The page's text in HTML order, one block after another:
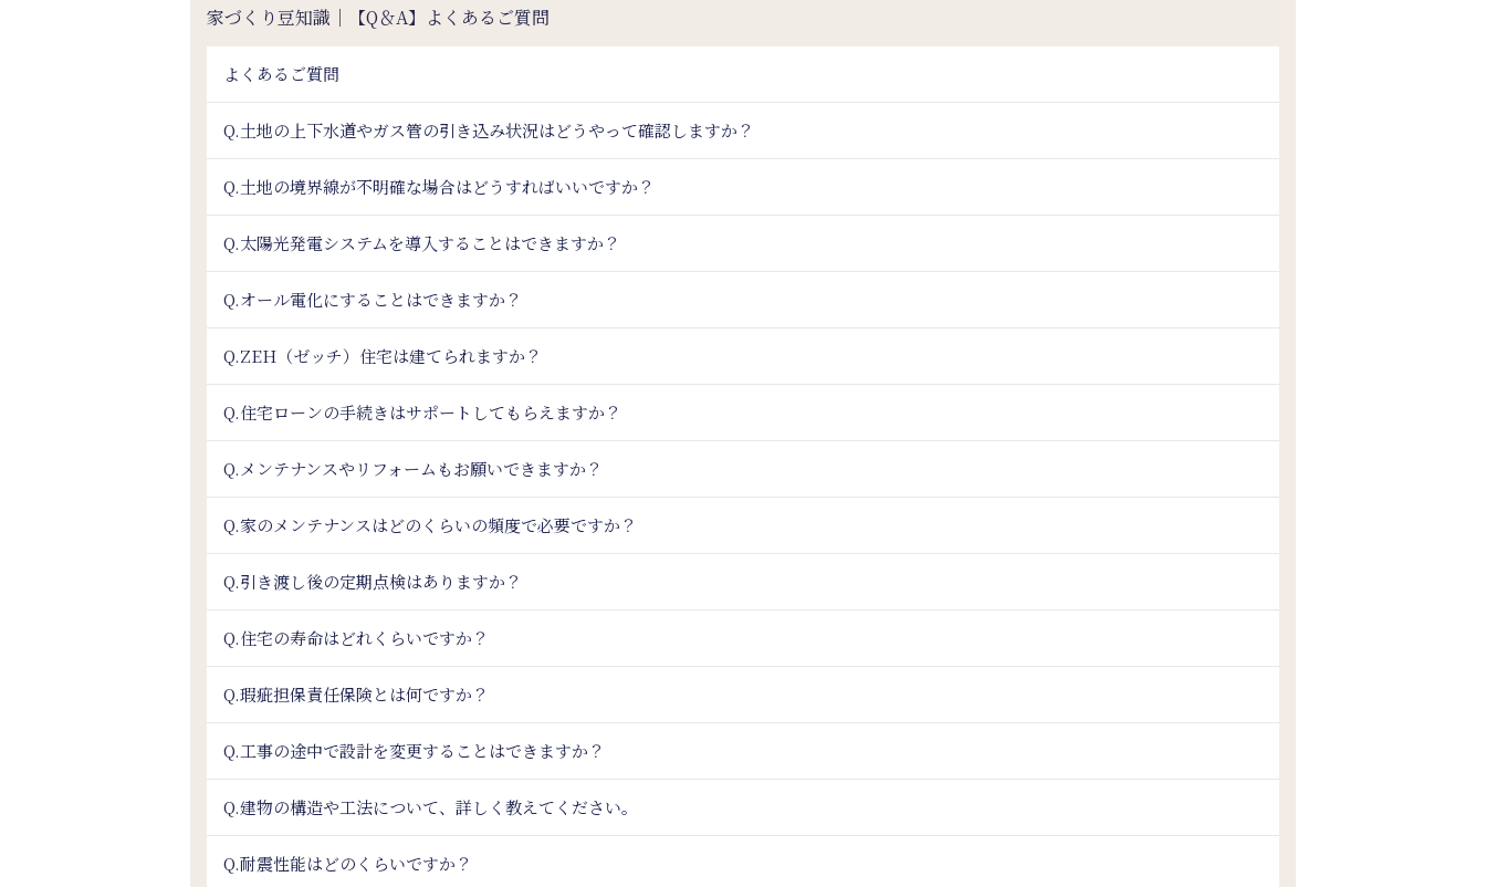
家づくり豆知識｜【Q＆A】よくあるご質問
よくあるご質問
Q.土地の上下水道やガス管の引き込み状況はどうやって確認しますか？
Q.土地の境界線が不明確な場合はどうすればいいですか？
Q.太陽光発電システムを導入することはできますか？
Q.オール電化にすることはできますか？
Q.ZEH（ゼッチ）住宅は建てられますか？
Q.住宅ローンの手続きはサポートしてもらえますか？
Q.メンテナンスやリフォームもお願いできますか？
Q.家のメンテナンスはどのくらいの頻度で必要ですか？
Q.引き渡し後の定期点検はありますか？
Q.住宅の寿命はどれくらいですか？
Q.瑕疵担保責任保険とは何ですか？
Q.工事の途中で設計を変更することはできますか？
Q.建物の構造や工法について、詳しく教えてください。
Q.耐震性能はどのくらいですか？